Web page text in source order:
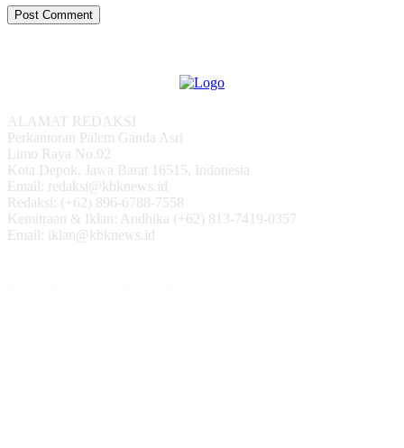
ALAMAT REDAKSI
Perkantoran Palem Ganda Asri
Limo Raya No.02
Kota Depok, Jawa Barat 16515, Indonesia
Email: redaksi@kbknews.id
Redaksi: (+62) 896-6788-7558
Kemitraan & Iklan: Andhika (+62) 813-7419-0357
Email: iklan@kbknews.id